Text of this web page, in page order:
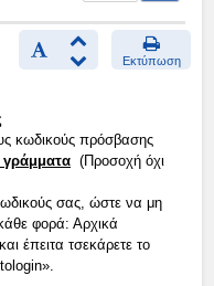
Εκτύπωση
κωδικούς πρόσβασης
γράμματα (Προσοχή όχι
σας, ώστε να μη
φορά: Αρχικά
έπειτα τσεκάρετε το